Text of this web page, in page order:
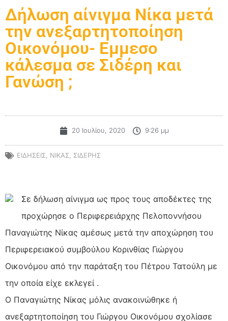
Δήλωση αίνιγμα Νίκα μετά
την ανεξαρτητοποίηση
Οικονόμου- Εμμεσο
κάλεσμα σε Σιδέρη και
Γανώση ;
20 Ιουλίου, 2020 9:26 μμ
ΕΙΔΗΣΕΙΣ, ΝΙΚΑΣ, ΣΙΔΕΡΗΣ
Σε δήλωση αίνιγμα ως προς τους αποδέκτες της
προχώρησε ο Περιφερειάρχης Πελοποννήσου
Παναγιώτης Νίκας αμέσως μετά την αποχώρηση του
Περιφερειακού συμβούλου Κορινθίας Γιώργου
Οικονόμου από την παράταξη του Πέτρου Τατούλη με
την οποία είχε εκλεγεί .
Ο Παναγιώτης Νίκας μόλις ανακοινώθηκε ή
ανεξαρτητοποίηση του Γιώργου Οικονόμου σχολίασε